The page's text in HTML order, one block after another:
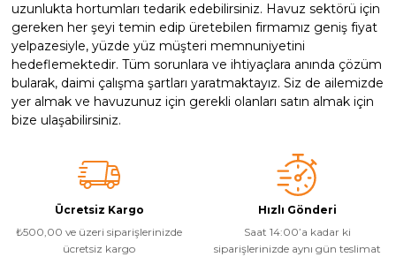
uzunlukta hortumları tedarik edebilirsiniz. Havuz sektörü için
gereken her şeyi temin edip üretebilen firmamız geniş fiyat
yelpazesiyle, yüzde yüz müşteri memnuniyetini
hedeflemektedir. Tüm sorunlara ve ihtiyaçlara anında çözüm
bularak, daimi çalışma şartları yaratmaktayız. Siz de ailemizde
yer almak ve havuzunuz için gerekli olanları satın almak için
bize ulaşabilirsiniz.
Ücretsiz Kargo
₺500,00 ve üzeri siparişlerinizde
ücretsiz kargo
Hızlı Gönderi
Saat 14:00’a kadar ki
siparişlerinizde aynı gün teslimat